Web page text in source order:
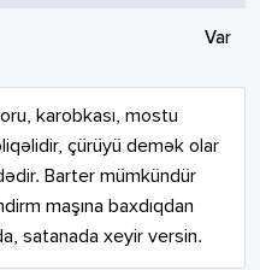
Var
karobkası, mostu
çürüyü demək olar
Barter mümkündür
maşına baxdıqdan
satanada xeyir versin.